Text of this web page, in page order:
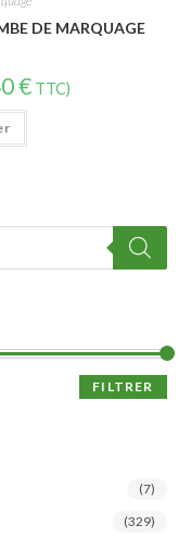
DE MARQUAGE
€ TTC)
FILTRER
(7)
(329)